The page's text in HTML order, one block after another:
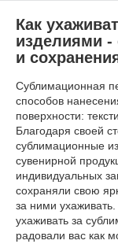
Как
изделиями -
и
Сублимационная
способов
поверхности:
Благодаря своей
сублимационные
сувенирной
индивидуальных
сохраняли свою
за ними
ухаживать за
радовали вас как